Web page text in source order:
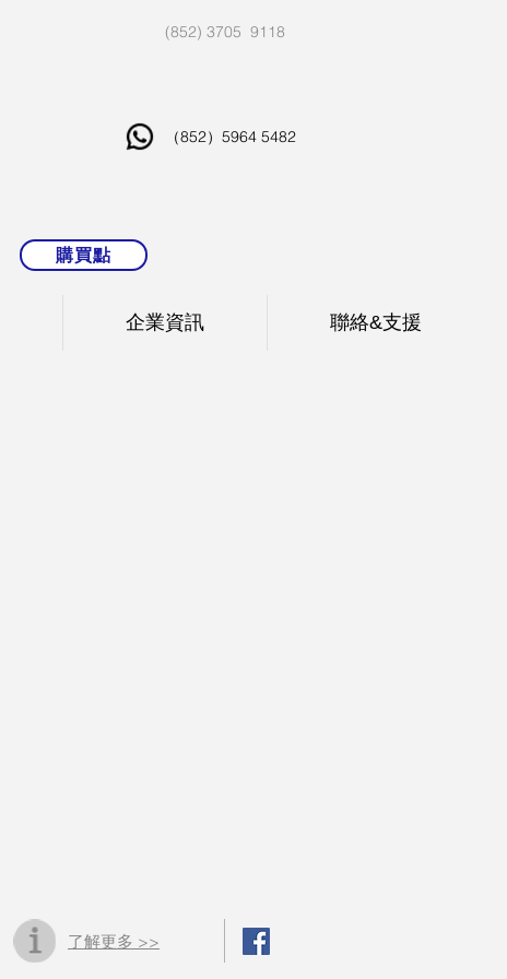
(852) 3705 9118
（852）5964 5482
購買點
企業資訊 聯絡&支援
了解更多 >>